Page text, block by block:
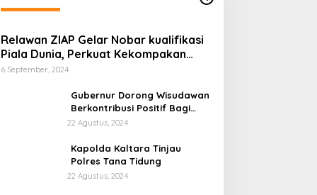
k
Relawan ZIAP Gelar Nobar kualifikasi
Piala Dunia, Perkuat Kekompakan
Jelang Pilgub Kaltara
6 September, 2024
Gubernur Dorong Wisudawan
Berkontribusi Positif Bagi
Pembangunan Kaltara
22 Agustus, 2024
Kapolda Kaltara Tinjau
Polres Tana Tidung
22 Agustus, 2024